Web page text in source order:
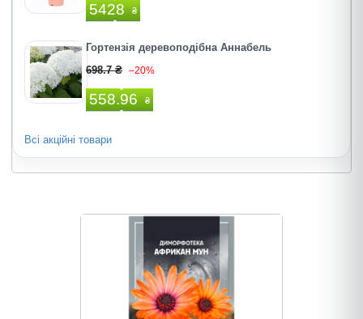
5428 ₴
Гортензія деревоподібна Аннабель
698.7 ₴ –20%
558.96 ₴
Всі акційні товари